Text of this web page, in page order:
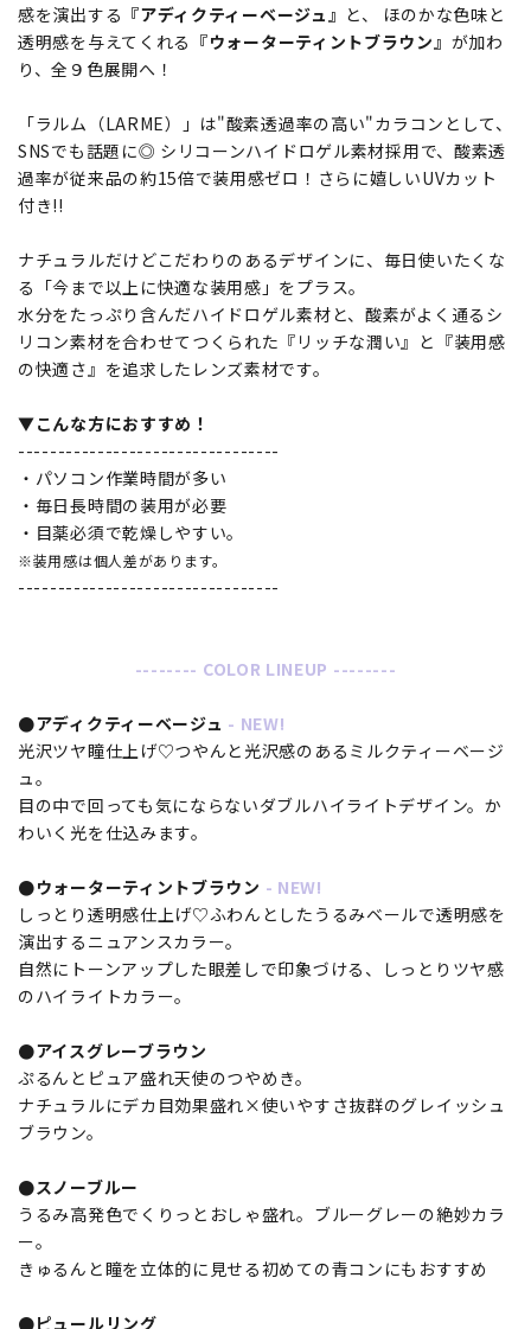
感を演出する 『アディクティーベージュ』 と、 ほのかな色味と
透明感を与えてくれる 『ウォーターティントブラウン』 が加わ
り、全９色展開へ！
「ラルム（LARME）」は"酸素透過率の高い"カラコンとして、
SNSでも話題に◎ シリコーンハイドロゲル素材採用で、酸素透
過率が従来品の約15倍で装用感ゼロ！さらに嬉しいUVカット
付き!!
ナチュラルだけどこだわりのあるデザインに、毎日使いたくな
る「今まで以上に快適な装用感」をプラス。
水分をたっぷり含んだハイドロゲル素材と、酸素がよく通るシ
リコン素材を合わせてつくられた『リッチな潤い』と『装用感
の快適さ』を追求したレンズ素材です。
▼こんな方におすすめ！
---------------------------------
・パソコン作業時間が多い
・毎日長時間の装用が必要
・目薬必須で乾燥しやすい。
※装用感は個人差があります。
---------------------------------
-------- COLOR LINEUP --------
●アディクティーベージュ - NEW!
光沢ツヤ瞳仕上げ♡つやんと光沢感のあるミルクティーベージ
ュ。
目の中で回っても気にならないダブルハイライトデザイン。か
わいく光を仕込みます。
●ウォーターティントブラウン - NEW!
しっとり透明感仕上げ♡ふわんとしたうるみベールで透明感を
演出するニュアンスカラー。
自然にトーンアップした眼差しで印象づける、しっとりツヤ感
のハイライトカラー。
●アイスグレーブラウン
ぷるんとピュア盛れ天使のつやめき。
ナチュラルにデカ目効果盛れ×使いやすさ抜群のグレイッシュ
ブラウン。
●スノーブルー
うるみ高発色でくりっとおしゃ盛れ。ブルーグレーの絶妙カラ
ー。
きゅるんと瞳を立体的に見せる初めての青コンにもおすすめ
●ピュールリング